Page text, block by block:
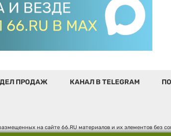
ПРОДАЖ КАНАЛ В TELEGRAM
на сайте 66.RU материалов и их элементов без